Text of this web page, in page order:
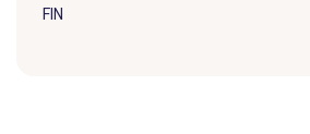
FIN